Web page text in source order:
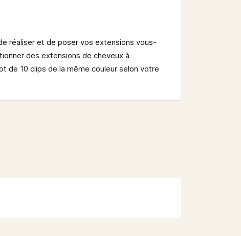
réaliser et de poser vos extensions vous-
des extensions de cheveux à
de 10 clips de la même couleur selon votre